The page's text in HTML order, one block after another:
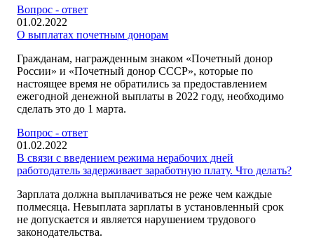
Вопрос - ответ
01.02.2022
О выплатах почетным донорам
Гражданам, награжденным знаком «Почетный донор
России» и «Почетный донор СССР», которые по
настоящее время не обратились за предоставлением
ежегодной денежной выплаты в 2022 году, необходимо
сделать это до 1 марта.
Вопрос - ответ
01.02.2022
В связи с введением режима нерабочих дней
работодатель задерживает заработную плату. Что делать?
Зарплата должна выплачиваться не реже чем каждые
полмесяца. Невыплата зарплаты в установленный срок
не допускается и является нарушением трудового
законодательства.